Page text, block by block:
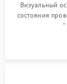
Визуальный
состояния
колодке.
конвекцией,